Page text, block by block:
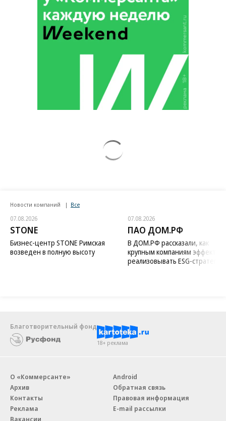
Новости компаний Все
07.08.2026
STONE
Бизнес-центр STONE Римская
возведен в полную высоту
07.08.2026
ПАО ДОМ.РФ
В ДОМ.РФ рассказали, как
крупным компаниям
реализовывать ESG-стратегию
Благотворительный фонд
18+ реклама
О «Коммерсанте»
Архив
Контакты
Реклама
Вакансии
Android
Обратная связь
Правовая информация
E-mail рассылки